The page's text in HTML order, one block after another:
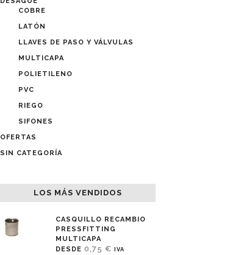
COBRE
LATÓN
LLAVES DE PASO Y VÁLVULAS
MULTICAPA
POLIETILENO
PVC
RIEGO
SIFONES
OFERTAS
SIN CATEGORÍA
LOS MÁS VENDIDOS
CASQUILLO RECAMBIO
PRESSFITTING
MULTICAPA
DESDE 0,75 € IVA